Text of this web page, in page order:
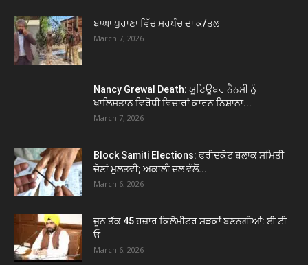
ਬਾਘਾ ਪੁਰਾਣਾ ਵਿੱਚ ਸਰਪੰਚ ਦਾ ਕ/ਤਲ
March 7, 2026
Nancy Grewal Death: ਯੂਟਿਊਬਰ ਨੈਨਸੀ ਨੂੰ
ਖਾਲਿਸਤਾਨ ਵਿਰੋਧੀ ਵਿਚਾਰਾਂ ਕਾਰਨ ਨਿਸ਼ਾਨਾ...
March 7, 2026
Block Samiti Elections: ਫਰੀਦਕੋਟ ਬਲਾਕ ਸਮਿਤੀ
ਚੋਣਾਂ ਮੁਲਤਵੀ; ਅਕਾਲੀ ਦਲ ਵੱਲੋਂ...
March 6, 2026
ਜੂਨ ਤੱਕ 45 ਹਜ਼ਾਰ ਕਿਲੋਮੀਟਰ ਸੜਕਾਂ ਬਣਨਗੀਆਂ: ਈ ਟੀ
ਓ
March 6, 2026